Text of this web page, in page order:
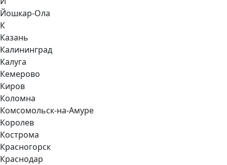
Йошкар-Ола
К
Казань
Калининград
Калуга
Кемерово
Киров
Коломна
Комсомольск-на-Амуре
Королев
Кострома
Красногорск
Краснодар